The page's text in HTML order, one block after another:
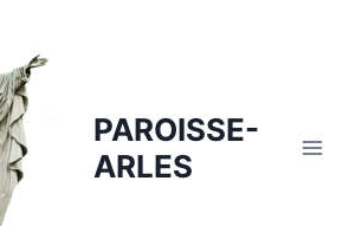
PAROISSE-
ARLES